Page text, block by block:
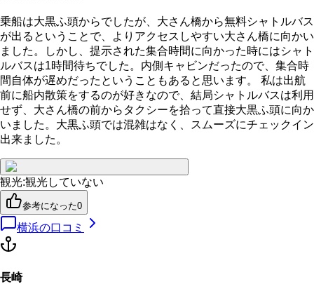
乗船は大黒ふ頭からでしたが、大さん橋から無料シャトルバス
が出るということで、よりアクセスしやすい大さん橋に向かい
ました。しかし、提示された集合時間に向かった時にはシャト
ルバスは1時間待ちでした。内側キャビンだったので、集合時
間自体が遅めだったということもあると思います。 私は出航
前に船内散策をするのが好きなので、結局シャトルバスは利用
せず、大さん橋の前からタクシーを拾って直接大黒ふ頭に向か
いました。大黒ふ頭では混雑はなく、スムーズにチェックイン
出来ました。
観光:観光していない
参考になった0
横浜の口コミ
長崎